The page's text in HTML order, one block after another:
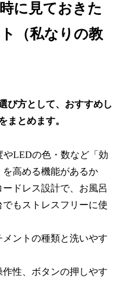
に見ておきた
（私なりの教
び方として、おすすめし
まとめます。
やLEDの色・数など「効
を高める機能があるか
ードレス設計で、お風呂
でもストレスフリーに使
メントの種類と洗いやす
作性、ボタンの押しやす